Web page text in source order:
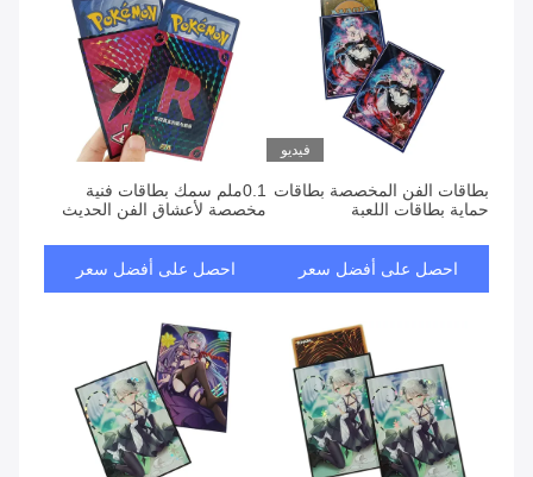
فيديو
بطاقات الفن المخصصة بطاقات
حماية بطاقات اللعبة
احصل على أفضل سعر
0.1ملم سمك بطاقات فنية
مخصصة لأعشاق الفن الحديث
احصل على أفضل سعر